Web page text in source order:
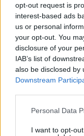
opt-out request is
interest-based ads
us or personal
your opt-out. You
disclosure of your
IAB’s list of
also be disclosed by
Downstream
Please note that
not limited to your
Personal Data
I want to opt-
Πέθανε το άσπρο
λύκων στην
δείτε βίντεο
πριν 23 λεπτά
Συνελήφθη
απείθεια
πριν 30 λεπτά
συνεργασίες, τα